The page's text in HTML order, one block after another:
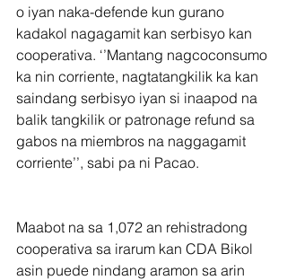
o iyan naka-defende kun gurano
kadakol nagagamit kan serbisyo kan
cooperativa. ‘’Mantang nagcoconsumo
ka nin corriente, nagtatangkilik ka kan
saindang serbisyo iyan si inaapod na
balik tangkilik or patronage refund sa
gabos na miembros na naggagamit
corriente’’, sabi pa ni Pacao.
Maabot na sa 1,072 an rehistradong
cooperativa sa irarum kan CDA Bikol
asin puede nindang aramon sa arin